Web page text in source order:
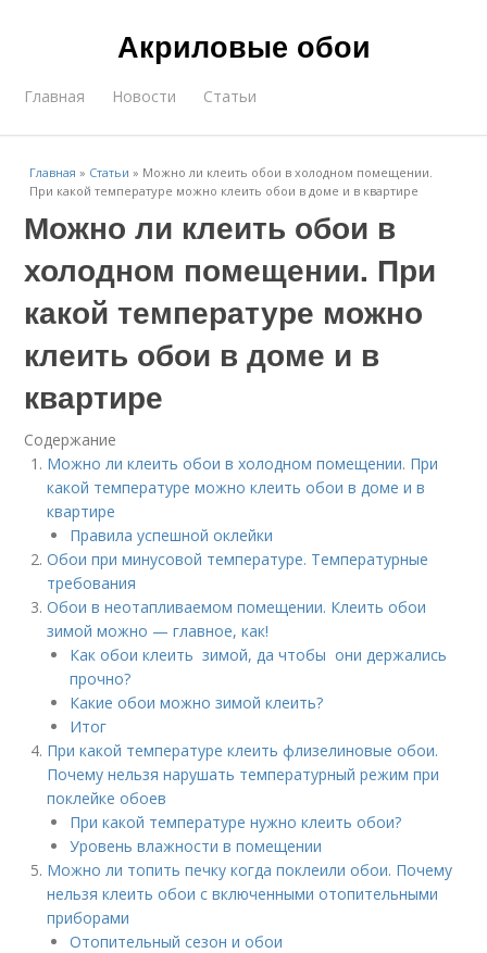
Акриловые обои
Главная Новости Статьи
Главная » Статьи » Можно ли клеить обои в холодном помещении.
При какой температуре можно клеить обои в доме и в квартире
Можно ли клеить обои в
холодном помещении. При
какой температуре можно
клеить обои в доме и в
квартире
Содержание
Можно ли клеить обои в холодном помещении. При
какой температуре можно клеить обои в доме и в
квартире
Правила успешной оклейки
Обои при минусовой температуре. Температурные
требования
Обои в неотапливаемом помещении. Клеить обои
зимой можно — главное, как!
Как обои клеить зимой, да чтобы они держались
прочно?
Какие обои можно зимой клеить?
Итог
При какой температуре клеить флизелиновые обои.
Почему нельзя нарушать температурный режим при
поклейке обоев
При какой температуре нужно клеить обои?
Уровень влажности в помещении
Можно ли топить печку когда поклеили обои. Почему
нельзя клеить обои с включенными отопительными
приборами
Отопительный сезон и обои